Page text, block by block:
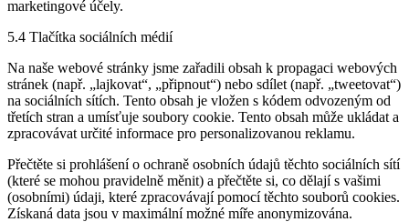
marketingové účely.
5.4 Tlačítka sociálních médií
Na naše webové stránky jsme zařadili obsah k propagaci webových
stránek (např. „lajkovat“, „připnout“) nebo sdílet (např. „tweetovat“)
na sociálních sítích. Tento obsah je vložen s kódem odvozeným od
třetích stran a umísťuje soubory cookie. Tento obsah může ukládat a
zpracovávat určité informace pro personalizovanou reklamu.
Přečtěte si prohlášení o ochraně osobních údajů těchto sociálních sítí
(které se mohou pravidelně měnit) a přečtěte si, co dělají s vašimi
(osobními) údaji, které zpracovávají pomocí těchto souborů cookies.
Získaná data jsou v maximální možné míře anonymizována.